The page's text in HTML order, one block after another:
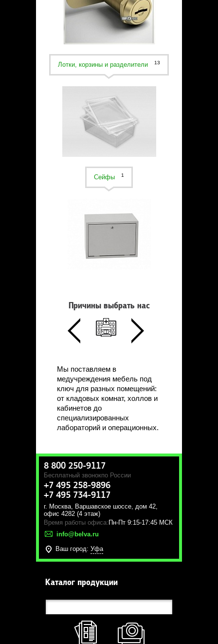
Статьи
Контакты
Лотки, корзины и разделители 13
Сейфы 1
Причины выбрать нас
Мы поставляем в
медучреждения мебель под
ключ для разных помещений:
от кладовых комнат, холлов и
кабинетов до
специализированных
лабораторий и операционных.
8 800 250-9117
Бесплатный звонокпо России
+7 495 258-9896
+7 495 734-9117
г. Москва, Варшавское шоссе, дом 42,
офис 4282 (4 этаж)
Время работы офиса: Пн-Пт 9:15-17:45 МСК
info@belva.ru
Ваш город: Уфа
Каталог продукции